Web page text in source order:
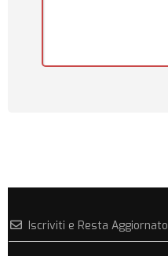
Iscriviti e Resta Aggiornato